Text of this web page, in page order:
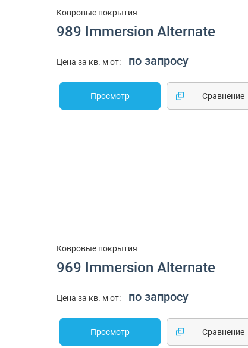
Ковровые покрытия
989 Immersion Alternate
Цена за кв. м от: по запросу
Просмотр Cравнение
Ковровые покрытия
969 Immersion Alternate
Цена за кв. м от: по запросу
Просмотр Cравнение